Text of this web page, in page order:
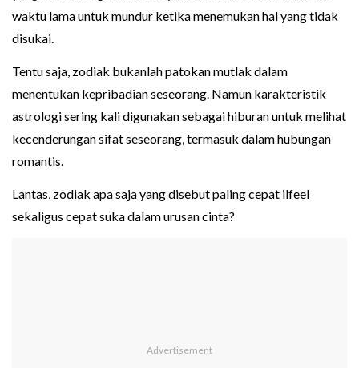
waktu lama untuk mundur ketika menemukan hal yang tidak
disukai.
Tentu saja, zodiak bukanlah patokan mutlak dalam
menentukan kepribadian seseorang. Namun karakteristik
astrologi sering kali digunakan sebagai hiburan untuk melihat
kecenderungan sifat seseorang, termasuk dalam hubungan
romantis.
Lantas, zodiak apa saja yang disebut paling cepat ilfeel
sekaligus cepat suka dalam urusan cinta?